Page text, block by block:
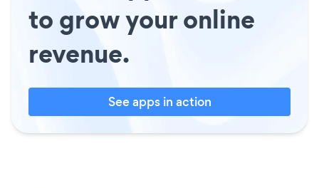
to grow your online
revenue.
See apps in action